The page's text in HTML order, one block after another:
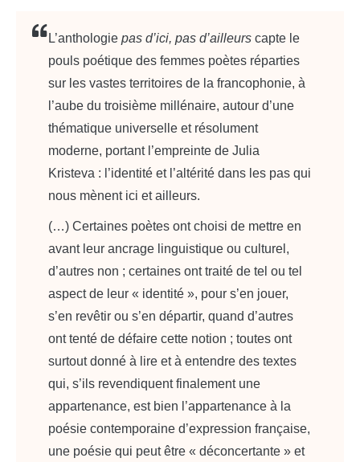
L’anthologie pas d’ici, pas d’ailleurs capte le
pouls poétique des femmes poètes réparties
sur les vastes territoires de la francophonie, à
l’aube du troisième millénaire, autour d’une
thématique universelle et résolument
moderne, portant l’empreinte de Julia
Kristeva : l’identité et l’altérité dans les pas qui
nous mènent ici et ailleurs.
(…) Certaines poètes ont choisi de mettre en
avant leur ancrage linguistique ou culturel,
d’autres non ; certaines ont traité de tel ou tel
aspect de leur « identité », pour s’en jouer,
s’en revêtir ou s’en départir, quand d’autres
ont tenté de défaire cette notion ; toutes ont
surtout donné à lire et à entendre des textes
qui, s’ils revendiquent finalement une
appartenance, est bien l’appartenance à la
poésie contemporaine d’expression française,
une poésie qui peut être « déconcertante » et